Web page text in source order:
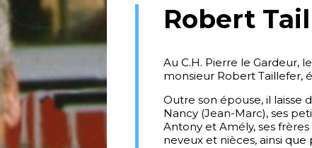
Robert
Au C.H. Pierre le Gardeur,
monsieur Robert Taillefer,
Outre son épouse, il laisse
Nancy (Jean-Marc), ses
Antony et Amély, ses
neveux et nièces, ainsi que